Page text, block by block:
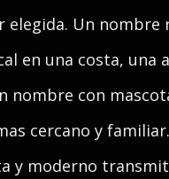
elegida. Un nombre
en una costa, una
nombre con
cercano y
y moderno